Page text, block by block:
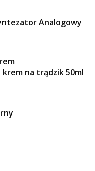
Analogowy
na trądzik 50ml